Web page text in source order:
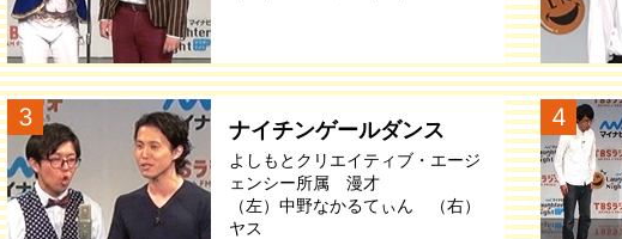
3 ナイチンゲールダンス
よしもとクリエイティブ・エージ
ェンシー所属 漫才
（左）中野なかるてぃん （右）
ヤス
4